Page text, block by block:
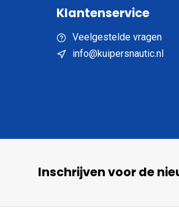
Klantenservice
Veelgestelde vragen
info@kuipersnautic.nl
Inschrijven voor de